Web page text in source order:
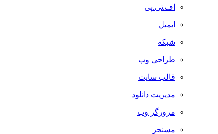
اف.تی.پی
ایمیل
شبکه
طراحی وب
قالب سایت
مدیریت دانلود
مرورگر وب
مسنجر